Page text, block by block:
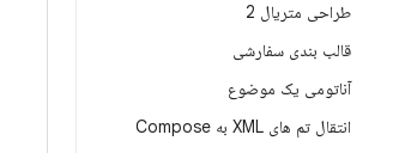
طراحی متریال 2
قالب بندی سفارشی
آناتومی یک موضوع
انتقال تم های XML به Compose